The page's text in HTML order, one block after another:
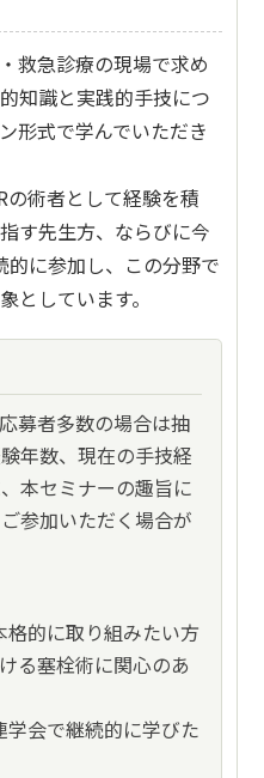
救急診療の現場で求め
知識と実践的手技につ
形式で学んでいただき
の術者として経験を積
す先生方、ならびに今
的に参加し、この分野で
としています。
募者多数の場合は抽
年数、現在の手技経
本セミナーの趣旨に
参加いただく場合が
格的に取り組みたい方
る塞栓術に関心のあ
学会で継続的に学びた